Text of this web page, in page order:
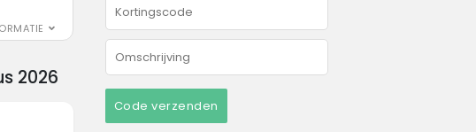
Code verzenden
2026